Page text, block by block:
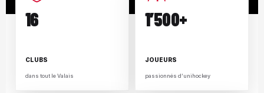
16
CLUBS
dans tout le Valais
1’500+
JOUEURS
passionnés d’unihockey